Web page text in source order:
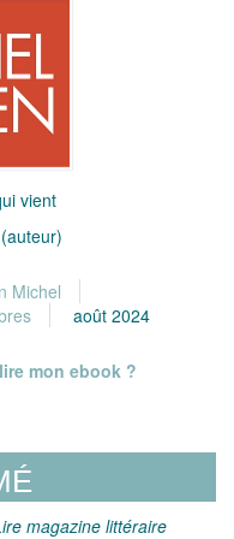
vient
(auteur)
Michel
août 2024
mon ebook ?
magazine littéraire